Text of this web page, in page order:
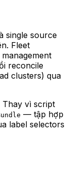
single source
Fleet
reconcile
clusters) qua
Thay vì script
— tập hợp
label selectors